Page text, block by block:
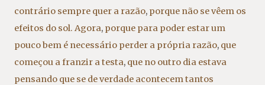
contrário sempre quer a razão, porque não se vêem os
efeitos do sol. Agora, porque para poder estar um
pouco bem é necessário perder a própria razão, que
começou a franzir a testa, que no outro dia estava
pensando que se de verdade acontecem tantos